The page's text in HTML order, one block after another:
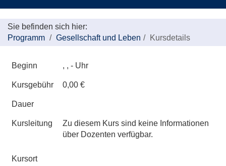
Sie befinden sich hier:
Programm
Gesellschaft und Leben Kursdetails
Beginn , , - Uhr
Kursgebühr 0,00 €
Dauer
Kursleitung
Zu diesem Kurs sind keine Informationen
über Dozenten verfügbar.
Kursort